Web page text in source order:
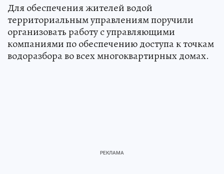
Для обеспечения жителей водой
территориальным управлениям поручили
организовать работу с управляющими
компаниями по обеспечению доступа к точкам
водоразбора во всех многоквартирных домах.